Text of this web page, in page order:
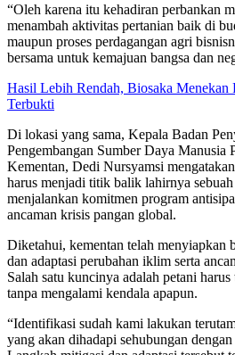
“Oleh karena itu kehadiran perbankan
menambah aktivitas pertanian baik di
maupun proses perdagangan agri
bersama untuk kemajuan bangsa dan
Hasil Lebih Rendah, Biosaka
Terbukti
Di lokasi yang sama, Kepala Badan
Pengembangan Sumber Daya Manusia
Kementan, Dedi Nursyamsi
harus menjadi titik balik lahirnya sebuah
menjalankan komitmen program
ancaman krisis pangan global.
Diketahui, kementan telah menyiapkan
dan adaptasi perubahan iklim serta
Salah satu kuncinya adalah petani
tanpa mengalami kendala apapun.
“Identifikasi sudah kami lakukan
yang akan dihadapi sehubungan